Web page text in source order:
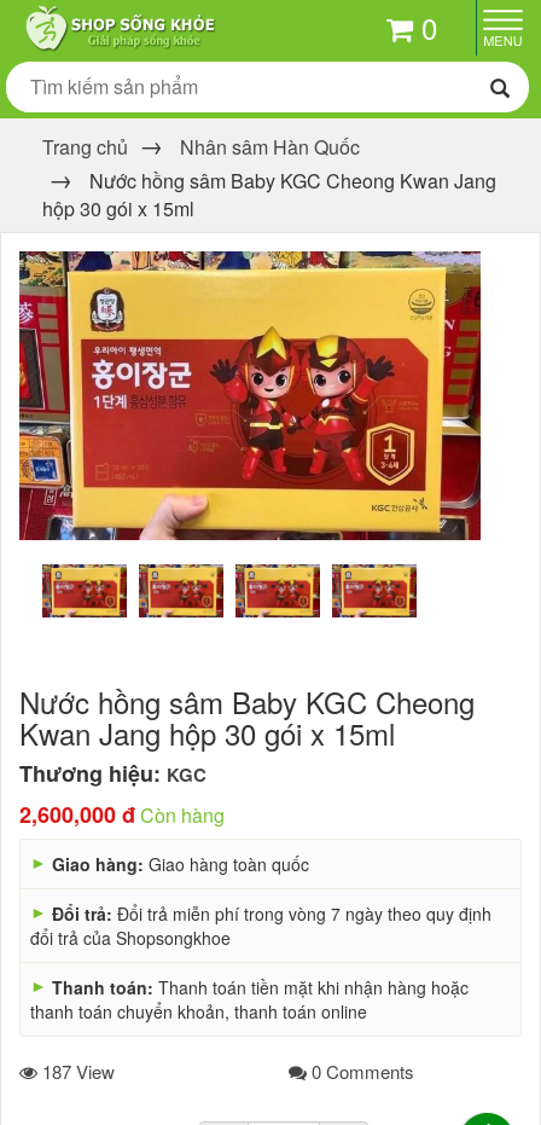
0
Trang chủ
Nhân sâm Hàn Quốc
Nước hồng sâm Baby KGC Cheong Kwan Jang
hộp 30 gói x 15ml
Nước hồng sâm Baby KGC Cheong
Kwan Jang hộp 30 gói x 15ml
Thương hiệu: KGC
2,600,000 đCòn hàng
► Giao hàng: Giao hàng toàn quốc
► Đổi trả: Đổi trả miễn phí trong vòng 7 ngày theo quy định
đổi trả của Shopsongkhoe
► Thanh toán: Thanh toán tiền mặt khi nhận hàng hoặc
thanh toán chuyển khoản, thanh toán online
187 View 0 Comments